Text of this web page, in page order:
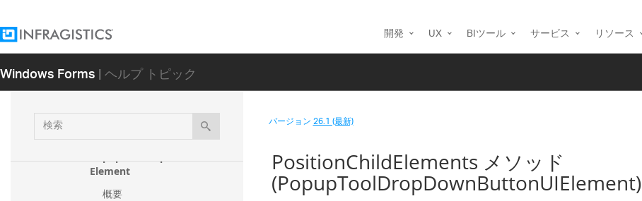
開発 UX BIツール サービス リソース
Windows Forms| ヘルプ トピック
検
索
PopupMenuTool.PopupMenuTo
olConverter
PopupRibbonGroupTool
PopupToolBase
PopupToolBase.PopupToolBase
Element
概要
バージョン26.1 (最新)
PositionChildElements メソッド
(PopupToolDropDownButtonUIElement)